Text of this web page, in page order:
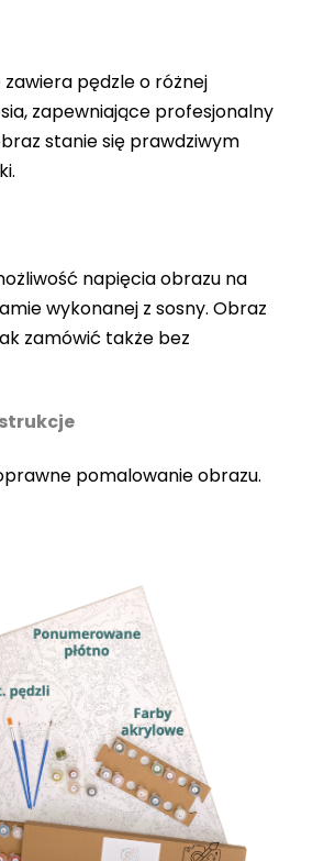
pędzle o różnej
zapewniające profesjonalny
stanie się prawdziwym
napięcia obrazu na
wykonanej z sosny. Obraz
zamówić także bez
pomalowanie obrazu.